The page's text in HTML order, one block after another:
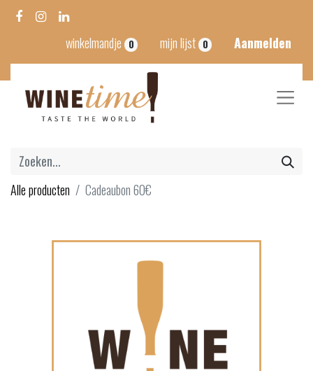
winkelmandje 0 mijn lijst 0 Aanmelden
Alle producten Cadeaubon 60€